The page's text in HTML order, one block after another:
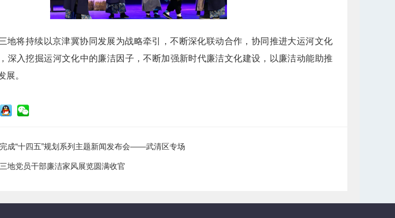
地将持续以京津冀协同发展为战略牵引，不断深化联动合作，协同推进大运河文化
深入挖掘运河文化中的廉洁因子，不断加强新时代廉洁文化建设，以廉洁动能助推
展。
成“十四五”规划系列主题新闻发布会——武清区专场
地党员干部廉洁家风展览圆满收官